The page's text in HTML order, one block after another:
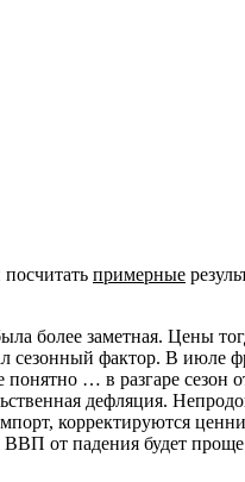
примерные
более заметная. Цены
сезонный фактор. В
… в разгаре сезон
дефляция.
корректируются
ВВП от падения будет